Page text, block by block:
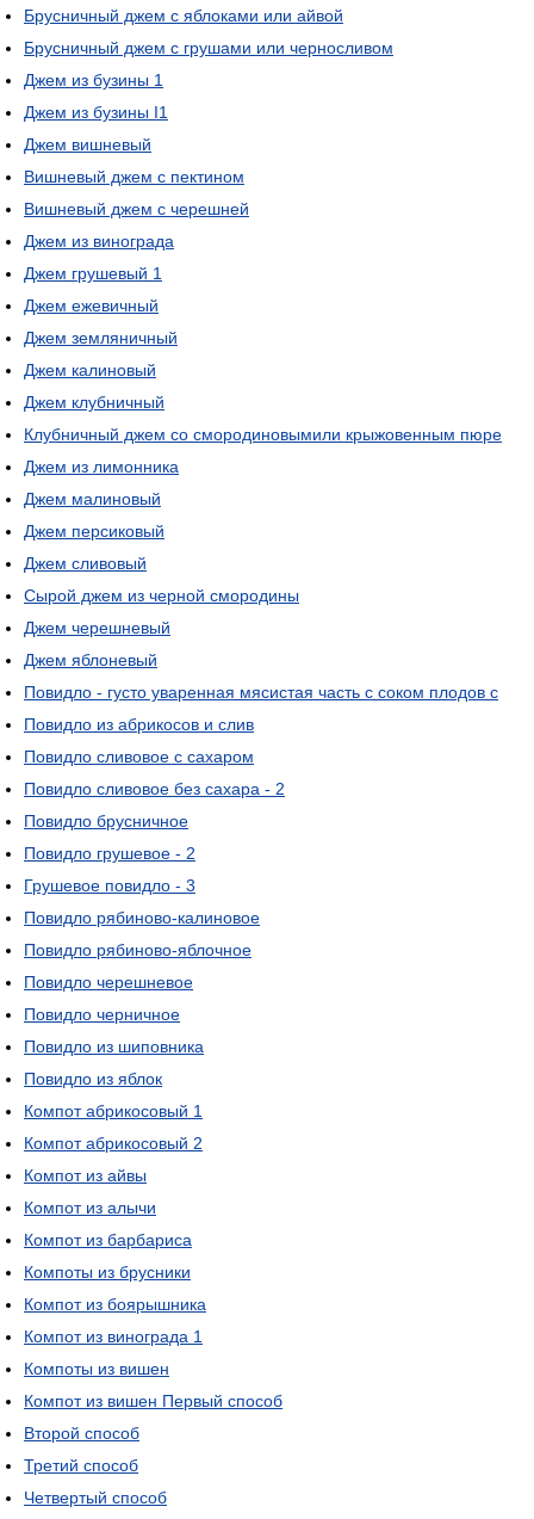
Брусничный джем с яблоками или айвой
Брусничный джем с грушами или черносливом
Джем из бузины 1
Джем из бузины I1
Джем вишневый
Вишневый джем с пектином
Вишневый джем с черешней
Джем из винограда
Джем грушевый 1
Джем ежевичный
Джем земляничный
Джем калиновый
Джем клубничный
Клубничный джем со смородиновымили крыжовенным пюре
Джем из лимонника
Джем малиновый
Джем персиковый
Джем сливовый
Сырой джем из черной смородины
Джем черешневый
Джем яблоневый
Повидло - густо уваренная мясистая часть с соком плодов с
Повидло из абрикосов и слив
Повидло сливовое с сахаром
Повидло сливовое без сахара - 2
Повидло брусничное
Повидло грушевое - 2
Грушевое повидло - 3
Повидло рябиново-калиновое
Повидло рябиново-яблочное
Повидло черешневое
Повидло черничное
Повидло из шиповника
Повидло из яблок
Компот абрикосовый 1
Компот абрикосовый 2
Компот из айвы
Компот из алычи
Компот из барбариса
Компоты из брусники
Компот из боярышника
Компот из винограда 1
Компоты из вишен
Компот из вишен Первый способ
Второй способ
Третий способ
Четвертый способ